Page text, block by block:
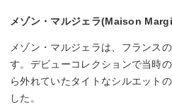
メゾン・マルジェラ(Maison
メゾン・マルジェラは、フランス
す。デビューコレクションで当時
ら外れていたタイトなシルエット
した。